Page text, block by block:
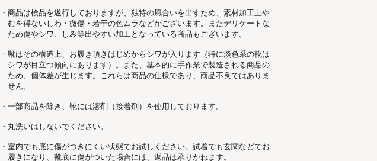
・商品は検品を遂行しておりますが、独特の風合いを出すため、素材加工上
むを得ないしわ・微傷・若干の色ムラなどがございます。またデリケートな
ため傷やシワ、しみ等出やすい加工となっている商品もございます。
・靴はその構造上、お履き頂きはじめからシワが入ります（特に淡色系の靴は
シワが目立つ傾向にあります）。また、基本的に手作業で製造される商品の
ため、個体差が生じます。これらは商品の仕様であり、商品不良ではありま
せん。
・一部商品を除き、靴には溶剤（接着剤）を使用しております。
・丸洗いはしないでください。
・室内でも底に傷がつきにくい状態でお試しください。試着でも玄関などでお
履きになり、靴底に傷がついた場合には、返品は承りかねます。